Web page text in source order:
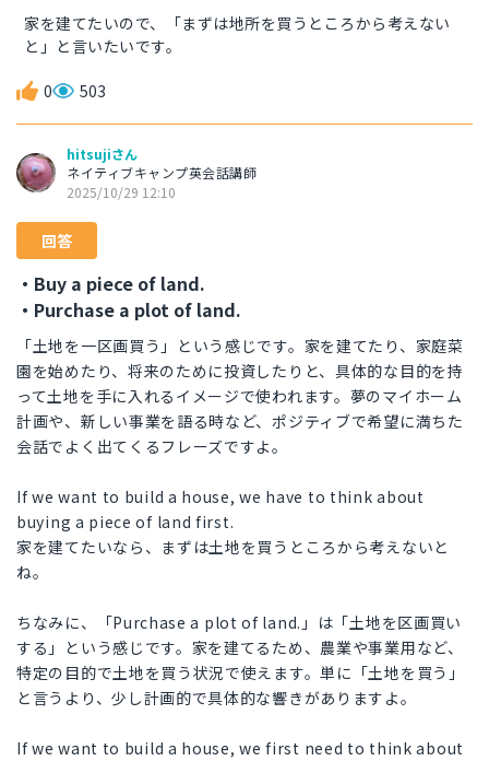
家を建てたいので、「まずは地所を買うところから考えない
と」と言いたいです。
0 503
hitsujiさん
ネイティブキャンプ英会話講師
2025/10/29 12:10
回答
・Buy a piece of land.
・Purchase a plot of land.
「土地を一区画買う」という感じです。家を建てたり、家庭菜
園を始めたり、将来のために投資したりと、具体的な目的を持
って土地を手に入れるイメージで使われます。夢のマイホーム
計画や、新しい事業を語る時など、ポジティブで希望に満ちた
会話でよく出てくるフレーズですよ。
If we want to build a house, we have to think about
buying a piece of land first.
家を建てたいなら、まずは土地を買うところから考えないと
ね。
ちなみに、「Purchase a plot of land.」は「土地を区画買い
する」という感じです。家を建てるため、農業や事業用など、
特定の目的で土地を買う状況で使えます。単に「土地を買う」
と言うより、少し計画的で具体的な響きがありますよ。
If we want to build a house, we first need to think about